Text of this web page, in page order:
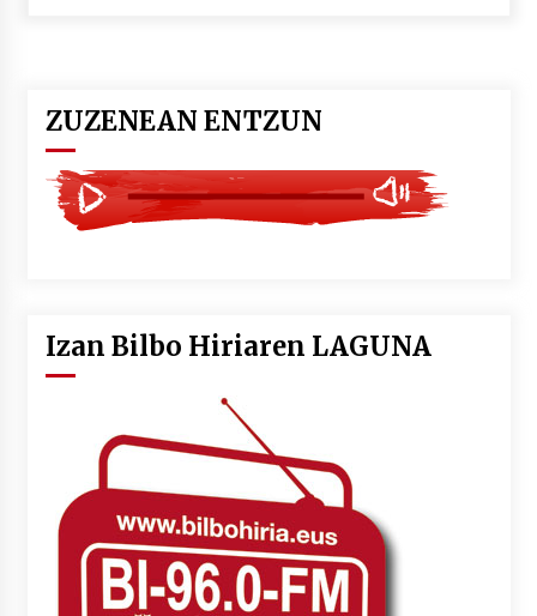
Larunbatean Plentziako Itsas Martxa ospatuko
da
2026/07/07
2026/07/07
Uribitarte40 aretoan
2026/07/03
SOINUGELA: Paul McCartney eta Ringo Starr-en
lan berriak
2026/07/03
MUSIBLA #297: Bide, Boards Of Canada, Somak,
ZUZENEAN ENTZUN
Izan Bilbo Hiriaren LAGUNA